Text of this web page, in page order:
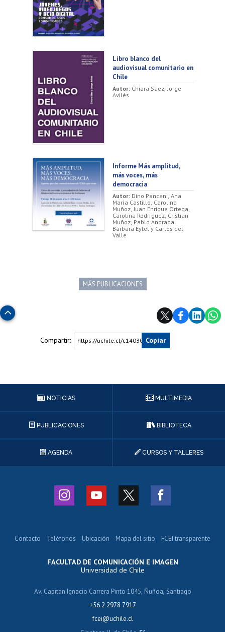
Libro blanco del
audiovisual comunitario en
Chile
Autor: Chiara Sáez, Jorge
Avilés
Informe Más amplitud,
más voces, más
democracia
Autor: Dino Pancani, Ana
María Castillo, Carolina
Muñoz, Juan Enrique Ortega,
Carolina Rodríguez, Cristian
Muñoz, Pablo Andrada,
Bárbara Eytel y Carlos del
Valle
MÁS PUBLICACIONES
Subir
Compartir: https://uchile.cl/c140303Copiar
NOTICIAS MULTIMEDIA
PUBLICACIONES BIBLIOTECA
AGENDA CURSOS Y TALLERES
FACULTAD DE COMUNICACIÓN E IMAGEN
Universidad de Chile
Av. Capitán Ignacio Carrera Pinto 1045, Ñuñoa, Santiago
+56 2 2978 7917
fcei@uchile.cl
Contacto Teléfonos Ubicación Mapa del sitio FCEI transparente